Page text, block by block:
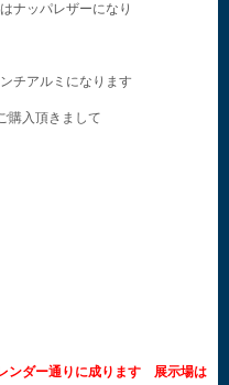
ナッパレザーになり
チアルミになります
購入頂きまして
ンダー通りに成ります 展示場は